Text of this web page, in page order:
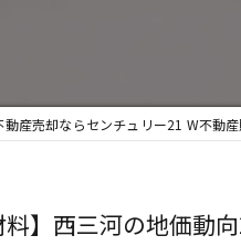
動産売却ならセンチュリー21 W不動
料】西三河の地価